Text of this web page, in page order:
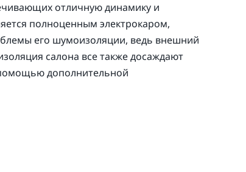
отличную динамику и
полноценным электрокаром,
его шумоизоляции, ведь внешний
салона все также досаждают
дополнительной